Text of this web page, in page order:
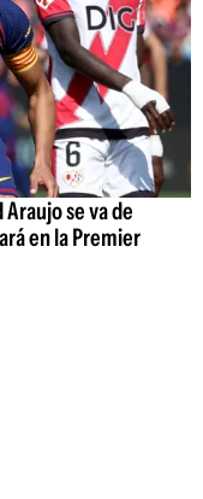
se va de
en la Premier